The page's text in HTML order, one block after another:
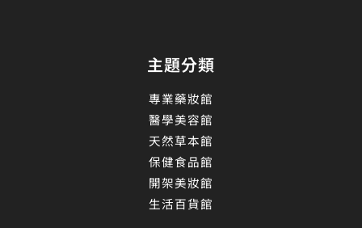
主題分類
專業藥妝館
醫學美容館
天然草本館
保健食品館
開架美妝館
生活百貨館